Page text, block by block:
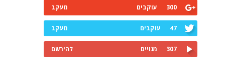
300 עוקבים מעקב
47 עוקבים מעקב
307 מנויים להירשם